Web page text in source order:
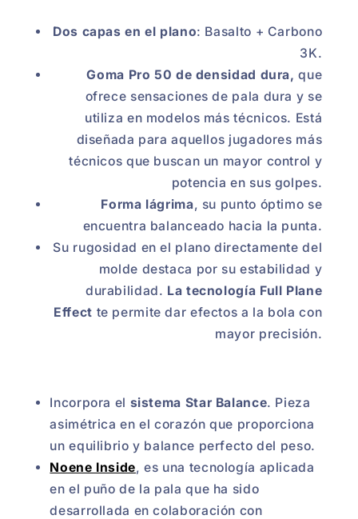
Dos capas en el plano: Basalto + Carbono
3K.
Goma Pro 50 de densidad dura, que
ofrece sensaciones de pala dura y se
utiliza en modelos más técnicos. Está
diseñada para aquellos jugadores más
técnicos que buscan un mayor control y
potencia en sus golpes.
Forma lágrima, su punto óptimo se
encuentra balanceado hacia la punta.
Su rugosidad en el plano directamente del
molde destaca por su estabilidad y
durabilidad. La tecnología Full Plane
Effect te permite dar efectos a la bola con
mayor precisión.
Incorpora el sistema Star Balance. Pieza
asimétrica en el corazón que proporciona
un equilibrio y balance perfecto del peso.
Noene Inside, es una tecnología aplicada
en el puño de la pala que ha sido
desarrollada en colaboración con